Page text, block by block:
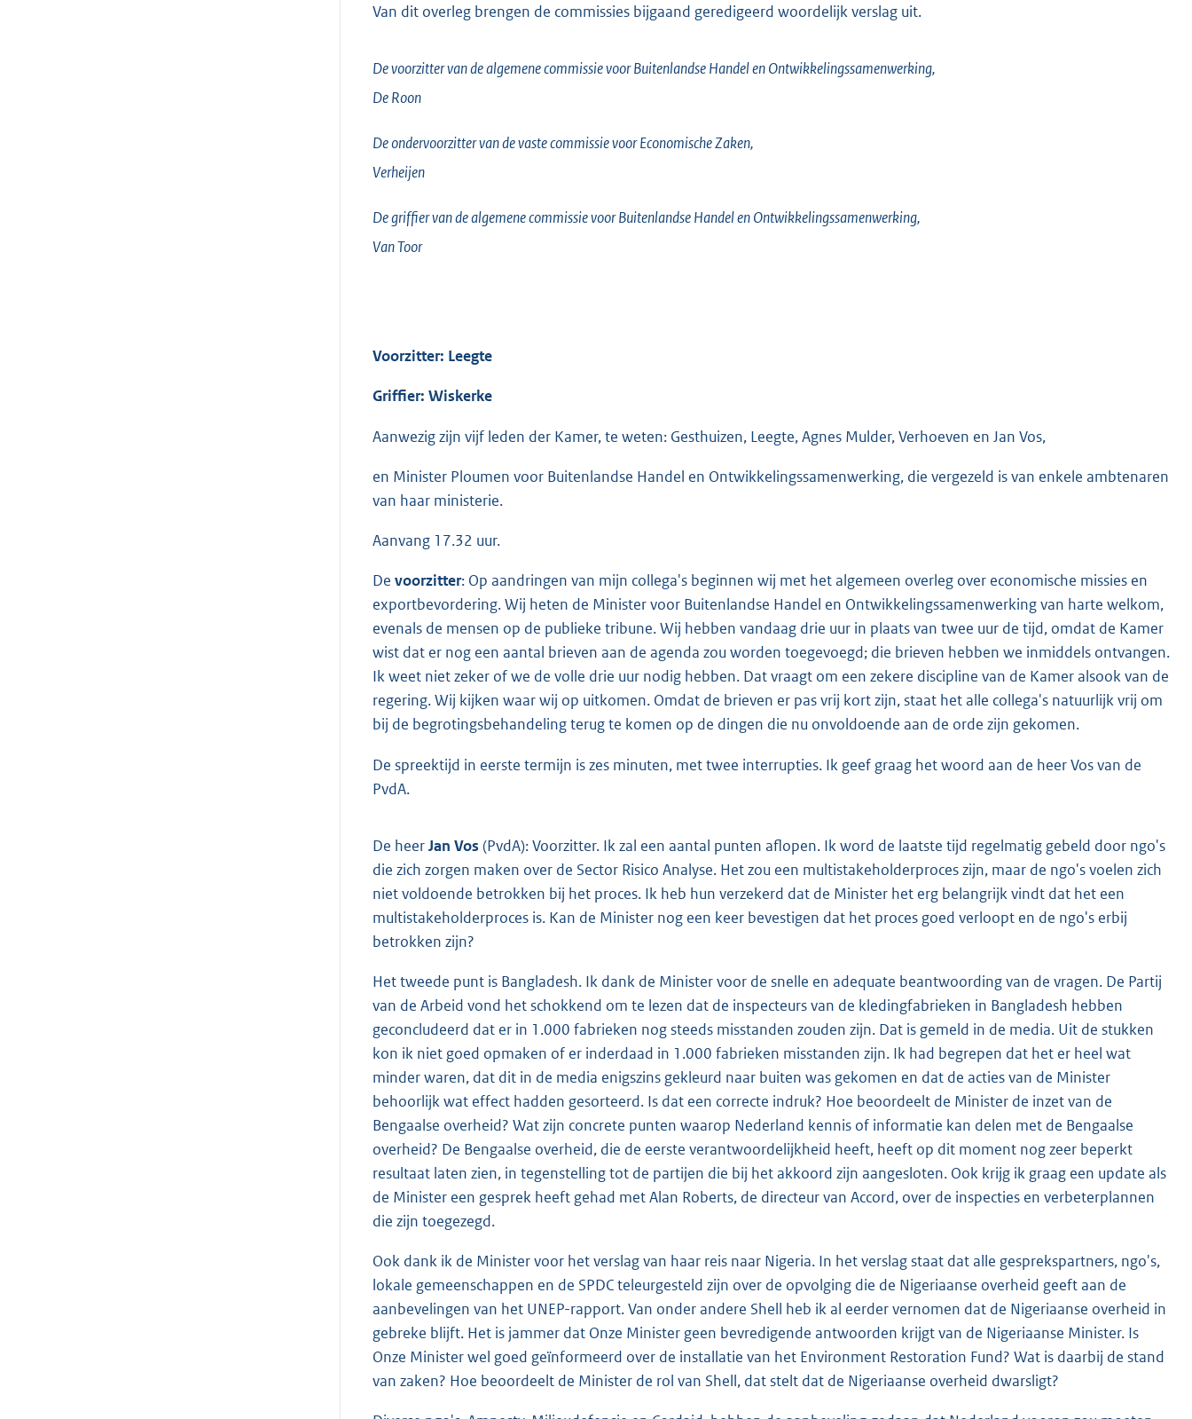
Van dit overleg brengen de commissies bijgaand geredigeerd woordelijk verslag uit.
De voorzitter van de algemene commissie voor Buitenlandse Handel en Ontwikkelingssamenwerking,
De Roon
De ondervoorzitter van de vaste commissie voor Economische Zaken,
Verheijen
De griffier van de algemene commissie voor Buitenlandse Handel en Ontwikkelingssamenwerking,
Van Toor
Voorzitter: Leegte
Griffier: Wiskerke
Aanwezig zijn vijf leden der Kamer, te weten: Gesthuizen, Leegte, Agnes Mulder, Verhoeven en Jan Vos,
en Minister Ploumen voor Buitenlandse Handel en Ontwikkelingssamenwerking, die vergezeld is van enkele ambtenaren
van haar ministerie.
Aanvang 17.32 uur.
De voorzitter: Op aandringen van mijn collega's beginnen wij met het algemeen overleg over economische missies en
exportbevordering. Wij heten de Minister voor Buitenlandse Handel en Ontwikkelingssamenwerking van harte welkom,
evenals de mensen op de publieke tribune. Wij hebben vandaag drie uur in plaats van twee uur de tijd, omdat de Kamer
wist dat er nog een aantal brieven aan de agenda zou worden toegevoegd; die brieven hebben we inmiddels ontvangen.
Ik weet niet zeker of we de volle drie uur nodig hebben. Dat vraagt om een zekere discipline van de Kamer alsook van de
regering. Wij kijken waar wij op uitkomen. Omdat de brieven er pas vrij kort zijn, staat het alle collega's natuurlijk vrij om
bij de begrotingsbehandeling terug te komen op de dingen die nu onvoldoende aan de orde zijn gekomen.
De spreektijd in eerste termijn is zes minuten, met twee interrupties. Ik geef graag het woord aan de heer Vos van de
PvdA.
De heerJan Vos (PvdA): Voorzitter. Ik zal een aantal punten aflopen. Ik word de laatste tijd regelmatig gebeld door ngo's
die zich zorgen maken over de Sector Risico Analyse. Het zou een multistakeholderproces zijn, maar de ngo's voelen zich
niet voldoende betrokken bij het proces. Ik heb hun verzekerd dat de Minister het erg belangrijk vindt dat het een
multistakeholderproces is. Kan de Minister nog een keer bevestigen dat het proces goed verloopt en de ngo's erbij
betrokken zijn?
Het tweede punt is Bangladesh. Ik dank de Minister voor de snelle en adequate beantwoording van de vragen. De Partij
van de Arbeid vond het schokkend om te lezen dat de inspecteurs van de kledingfabrieken in Bangladesh hebben
geconcludeerd dat er in 1.000 fabrieken nog steeds misstanden zouden zijn. Dat is gemeld in de media. Uit de stukken
kon ik niet goed opmaken of er inderdaad in 1.000 fabrieken misstanden zijn. Ik had begrepen dat het er heel wat
minder waren, dat dit in de media enigszins gekleurd naar buiten was gekomen en dat de acties van de Minister
behoorlijk wat effect hadden gesorteerd. Is dat een correcte indruk? Hoe beoordeelt de Minister de inzet van de
Bengaalse overheid? Wat zijn concrete punten waarop Nederland kennis of informatie kan delen met de Bengaalse
overheid? De Bengaalse overheid, die de eerste verantwoordelijkheid heeft, heeft op dit moment nog zeer beperkt
resultaat laten zien, in tegenstelling tot de partijen die bij het akkoord zijn aangesloten. Ook krijg ik graag een update als
de Minister een gesprek heeft gehad met Alan Roberts, de directeur van Accord, over de inspecties en verbeterplannen
die zijn toegezegd.
Ook dank ik de Minister voor het verslag van haar reis naar Nigeria. In het verslag staat dat alle gesprekspartners, ngo's,
lokale gemeenschappen en de SPDC teleurgesteld zijn over de opvolging die de Nigeriaanse overheid geeft aan de
aanbevelingen van het UNEP-rapport. Van onder andere Shell heb ik al eerder vernomen dat de Nigeriaanse overheid in
gebreke blijft. Het is jammer dat Onze Minister geen bevredigende antwoorden krijgt van de Nigeriaanse Minister. Is
Onze Minister wel goed geïnformeerd over de installatie van het Environment Restoration Fund? Wat is daarbij de stand
van zaken? Hoe beoordeelt de Minister de rol van Shell, dat stelt dat de Nigeriaanse overheid dwarsligt?